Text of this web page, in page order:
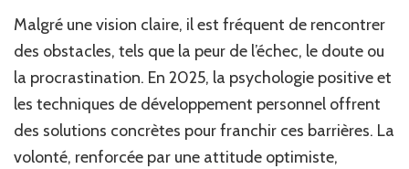
Malgré une vision claire, il est fréquent de rencontrer
des obstacles, tels que la peur de l’échec, le doute ou
la procrastination. En 2025, la psychologie positive et
les techniques de développement personnel offrent
des solutions concrètes pour franchir ces barrières. La
volonté, renforcée par une attitude optimiste,